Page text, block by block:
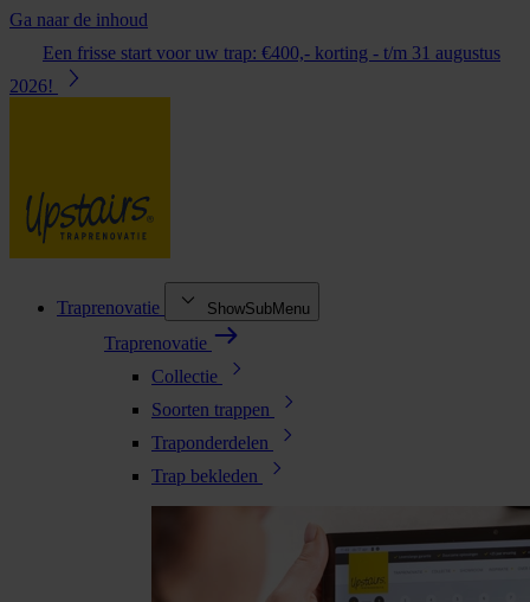
Ga naar de inhoud
Een frisse start voor uw trap: €400,- korting - t/m 31 augustus
2026!
Traprenovatie ShowSubMenu
Traprenovatie
Collectie
Soorten trappen
Traponderdelen
Trap bekleden